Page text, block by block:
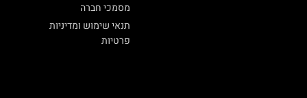
מסמכי חברה
תנאי שימוש ומדיניות
פרטיות